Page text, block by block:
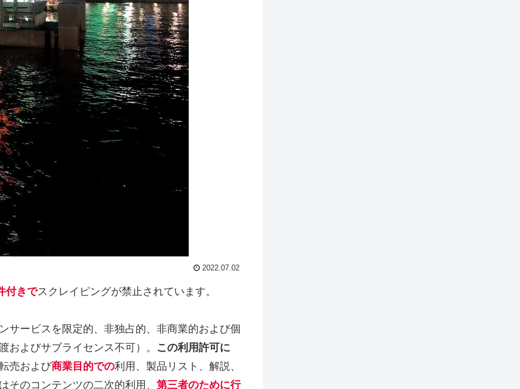
2022.07.02
付きでスクレイピングが禁止されています。
サービスを限定的、非独占的、非商業的および個
およびサブライセンス不可）。 この利用許可に
売および商業目的での利用、製品リスト、解説、
そのコンテンツの二次的利用、 第三者のために行